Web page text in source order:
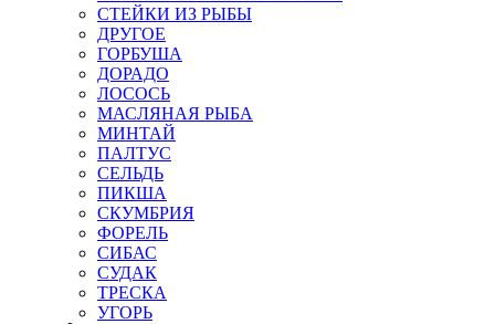
СТЕЙКИ ИЗ РЫБЫ
ДРУГОЕ
ГОРБУША
ДОРАДО
ЛОСОСЬ
МАСЛЯНАЯ РЫБА
МИНТАЙ
ПАЛТУС
СЕЛЬДЬ
ПИКША
СКУМБРИЯ
ФОРЕЛЬ
СИБАС
СУДАК
ТРЕСКА
УГОРЬ